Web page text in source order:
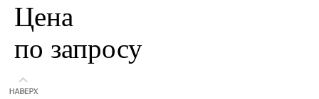
Цена
по запросу